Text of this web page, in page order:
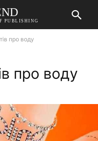
PUBLISHING
про воду
про воду